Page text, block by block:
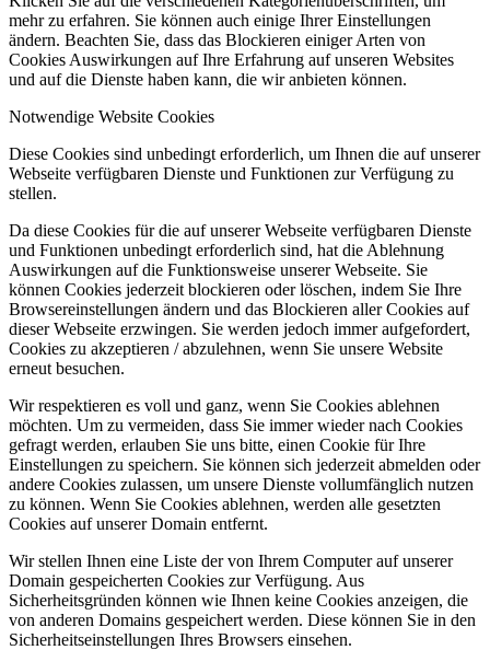
mehr zu erfahren. Sie können auch einige Ihrer Einstellungen
ändern. Beachten Sie, dass das Blockieren einiger Arten von
Cookies Auswirkungen auf Ihre Erfahrung auf unseren Websites
und auf die Dienste haben kann, die wir anbieten können.
Notwendige Website Cookies
Diese Cookies sind unbedingt erforderlich, um Ihnen die auf unserer
Webseite verfügbaren Dienste und Funktionen zur Verfügung zu
stellen.
Da diese Cookies für die auf unserer Webseite verfügbaren Dienste
und Funktionen unbedingt erforderlich sind, hat die Ablehnung
Auswirkungen auf die Funktionsweise unserer Webseite. Sie
können Cookies jederzeit blockieren oder löschen, indem Sie Ihre
Browsereinstellungen ändern und das Blockieren aller Cookies auf
dieser Webseite erzwingen. Sie werden jedoch immer aufgefordert,
Cookies zu akzeptieren / abzulehnen, wenn Sie unsere Website
erneut besuchen.
Wir respektieren es voll und ganz, wenn Sie Cookies ablehnen
möchten. Um zu vermeiden, dass Sie immer wieder nach Cookies
gefragt werden, erlauben Sie uns bitte, einen Cookie für Ihre
Einstellungen zu speichern. Sie können sich jederzeit abmelden oder
andere Cookies zulassen, um unsere Dienste vollumfänglich nutzen
zu können. Wenn Sie Cookies ablehnen, werden alle gesetzten
Cookies auf unserer Domain entfernt.
Wir stellen Ihnen eine Liste der von Ihrem Computer auf unserer
Domain gespeicherten Cookies zur Verfügung. Aus
Sicherheitsgründen können wie Ihnen keine Cookies anzeigen, die
von anderen Domains gespeichert werden. Diese können Sie in den
Sicherheitseinstellungen Ihres Browsers einsehen.